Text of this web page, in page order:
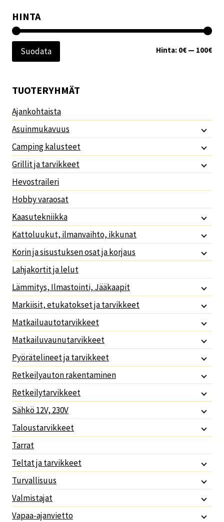
HINTA
Suodata Hinta: 0€ — 100€
TUOTERYHMÄT
Ajankohtaista
Asuinmukavuus
Camping kalusteet
Grillit ja tarvikkeet
Hevostraileri
Hobby varaosat
Kaasutekniikka
Kattoluukut, ilmanvaihto, ikkunat
Korin ja sisustuksen osat ja korjaus
Lahjakortit ja lelut
Lämmitys, Ilmastointi, Jääkaapit
Markiisit, etukatokset ja tarvikkeet
Matkailuautotarvikkeet
Matkailuvaunutarvikkeet
Pyörätelineet ja tarvikkeet
Retkeilyauton rakentaminen
Retkeilytarvikkeet
Sähkö 12V, 230V
Taloustarvikkeet
Tarrat
Teltat ja tarvikkeet
Turvallisuus
Valmistajat
Vapaa-ajanvietto